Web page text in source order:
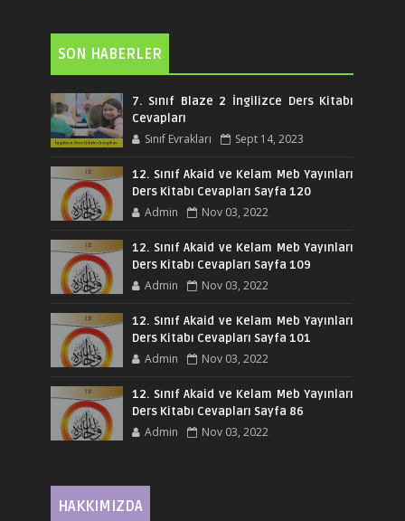
SON HABERLER
7. Sınıf Blaze 2 İngilizce Ders Kitabı
Cevapları
Sınıf Evrakları Sept 14, 2023
12. Sınıf Akaid ve Kelam Meb Yayınları
Ders Kitabı Cevapları Sayfa 120
Admin Nov 03, 2022
12. Sınıf Akaid ve Kelam Meb Yayınları
Ders Kitabı Cevapları Sayfa 109
Admin Nov 03, 2022
12. Sınıf Akaid ve Kelam Meb Yayınları
Ders Kitabı Cevapları Sayfa 101
Admin Nov 03, 2022
12. Sınıf Akaid ve Kelam Meb Yayınları
Ders Kitabı Cevapları Sayfa 86
Admin Nov 03, 2022
HAKKIMIZDA